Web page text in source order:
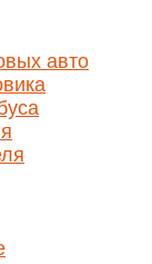
авто